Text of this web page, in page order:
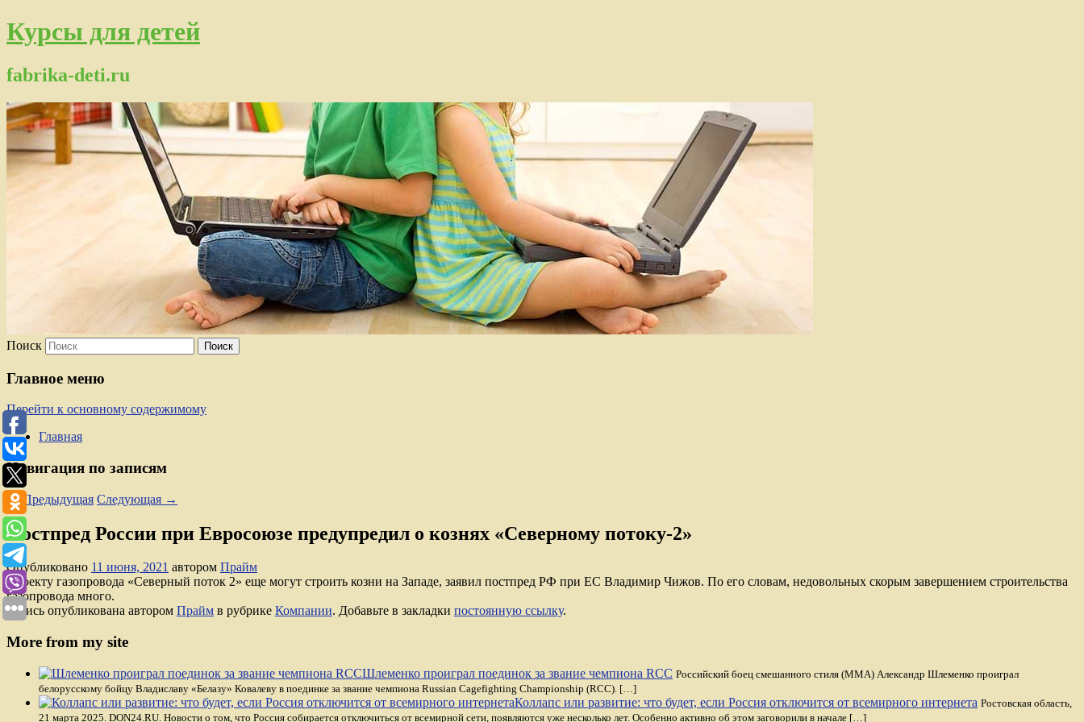
Курсы для детей
fabrika-deti.ru
Поиск
Главное меню
Перейти к основному содержимому
Главная
Навигация по записям
←Предыдущая Следующая →
Постпред России при Евросоюзе предупредил о кознях «Северному потоку-2»
Опубликовано 11 июня, 2021 автором Прайм
Проекту газопровода «Северный поток 2» еще могут строить козни на Западе, заявил постпред РФ при ЕС Владимир Чижов. По его словам, недовольных скорым завершением строительства
газопровода много.
Запись опубликована автором Прайм в рубрике Компании. Добавьте в закладки постоянную ссылку.
More from my site
Шлеменко проиграл поединок за звание чемпиона RCC Российский боец смешанного стиля (MMA) Александр Шлеменко проиграл
белорусскому бойцу Владиславу «Белазу» Ковалеву в поединке за звание чемпиона Russian Cagefighting Championship (RCC). […]
Коллапс или развитие: что будет, если Россия отключится от всемирного интернета Ростовская область,
21 марта 2025. DON24.RU. Новости о том, что Россия собирается отключиться от всемирной сети, появляются уже несколько лет. Особенно активно об этом заговорили в начале […]